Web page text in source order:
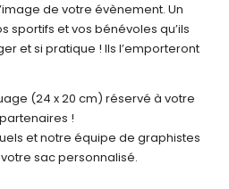
de votre évènement. Un
sportifs et vos bénévoles qu’ils
et si pratique ! Ils l’emporteront
(24 x 20 cm) réservé à votre
!
et notre équipe de graphistes
sac personnalisé.